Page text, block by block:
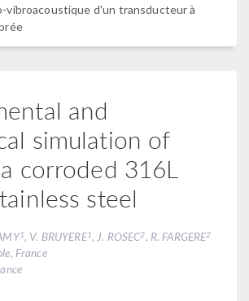
vibroacoustique d'un transducteur à
and
simulation of
corroded 316L
steel
1, V. BRUYERE1, J. ROSEC2, R. FARGERE2
France